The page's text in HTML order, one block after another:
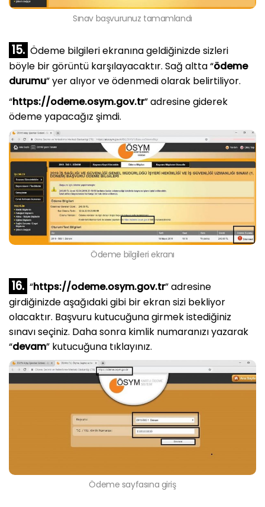
Sınav başvurunuz tamamlandı
15. Ödeme bilgileri ekranına geldiğinizde sizleri
böyle bir görüntü karşılayacaktır. Sağ altta “ödeme
durumu” yer alıyor ve ödenmedi olarak belirtiliyor.
“https://odeme.osym.gov.tr” adresine giderek
ödeme yapacağız şimdi.
Ödeme bilgileri ekranı
16. “https://odeme.osym.gov.tr” adresine
girdiğinizde aşağıdaki gibi bir ekran sizi bekliyor
olacaktır. Başvuru kutucuğuna girmek istediğiniz
sınavı seçiniz. Daha sonra kimlik numaranızı yazarak
“devam” kutucuğuna tıklayınız.
Ödeme sayfasına giriş